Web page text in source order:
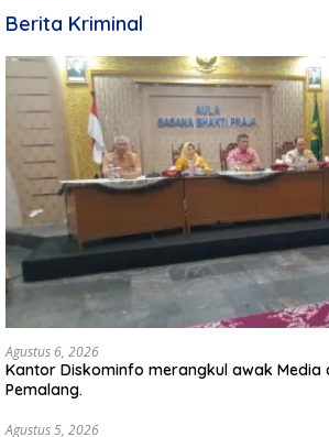
Berita Kriminal
Agustus 6, 2026
Kantor Diskominfo merangkul awak Media
Pemalang.
Agustus 5, 2026